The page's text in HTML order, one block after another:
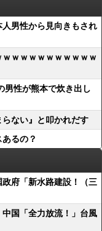
人男性から見向きもされ
ｗｗｗｗｗｗｗｗｗｗ
男性が熊本で炊き出し
らない』と叩かれだす
るの？
府「新水路建設！（三
国「全力放流！」台風